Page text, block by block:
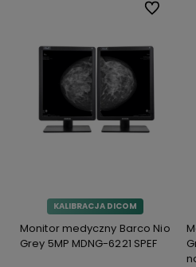
KALIBRACJA DICOM
Monitor medyczny Barco Nio
Grey 5MP MDNG-6221 SPEF
Do